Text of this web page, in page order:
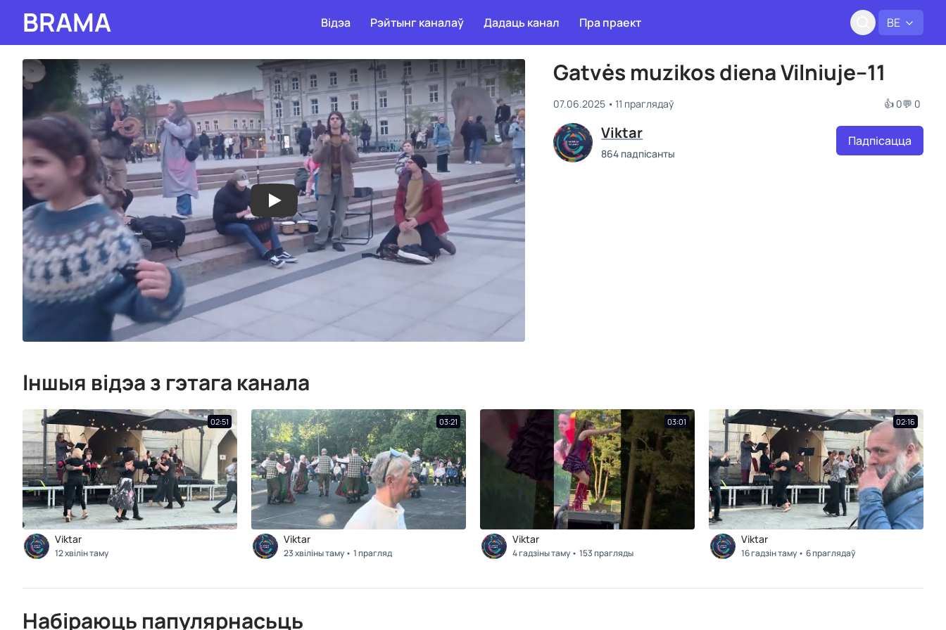
BRAMA BE
Відэа Рэйтынг каналаў Дадаць канал Пра праект
Gatvės muzikos diena Vilniuje--11
07.06.2025 11 праглядаў 👍 0💬 0
Viktar
864 падпісанты
Падпісацца
Іншыя відэа з гэтага канала
02:51
Viktar
12 хвілін таму
03:21
Viktar
23 хвіліны таму 1 прагляд
03:01
Viktar
4 гадзіны таму 153 прагляды
02:16
Viktar
16 гадзін таму 6 праглядаў
Набіраюць папулярнасьць